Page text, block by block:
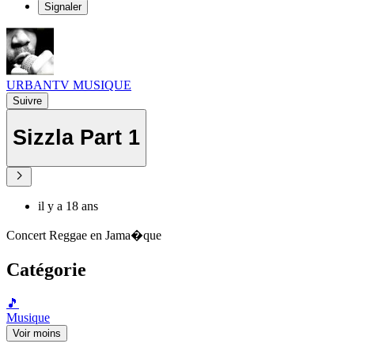
Signaler
URBANTV MUSIQUE
Suivre
Sizzla Part 1
il y a 18 ans
Concert Reggae en Jama�que
Catégorie
🎵
Musique
Voir moins